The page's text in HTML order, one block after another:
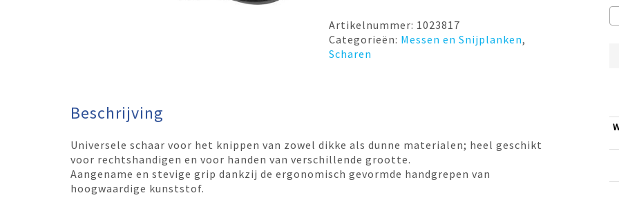
Fiskars
aantal
Artikelnummer: 1023817
Categorieën: Messen en Snijplanken,
Scharen
Beschrijving
Universele schaar voor het knippen van zowel dikke als dunne materialen; heel geschikt
voor rechtshandigen en voor handen van verschillende grootte.
Aangename en stevige grip dankzij de ergonomisch gevormde handgrepen van
hoogwaardige kunststof.